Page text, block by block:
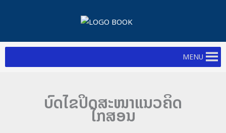
MENU
ບົດໄຂປິດສະໜາແນວຄິດ
ໄກສອນ